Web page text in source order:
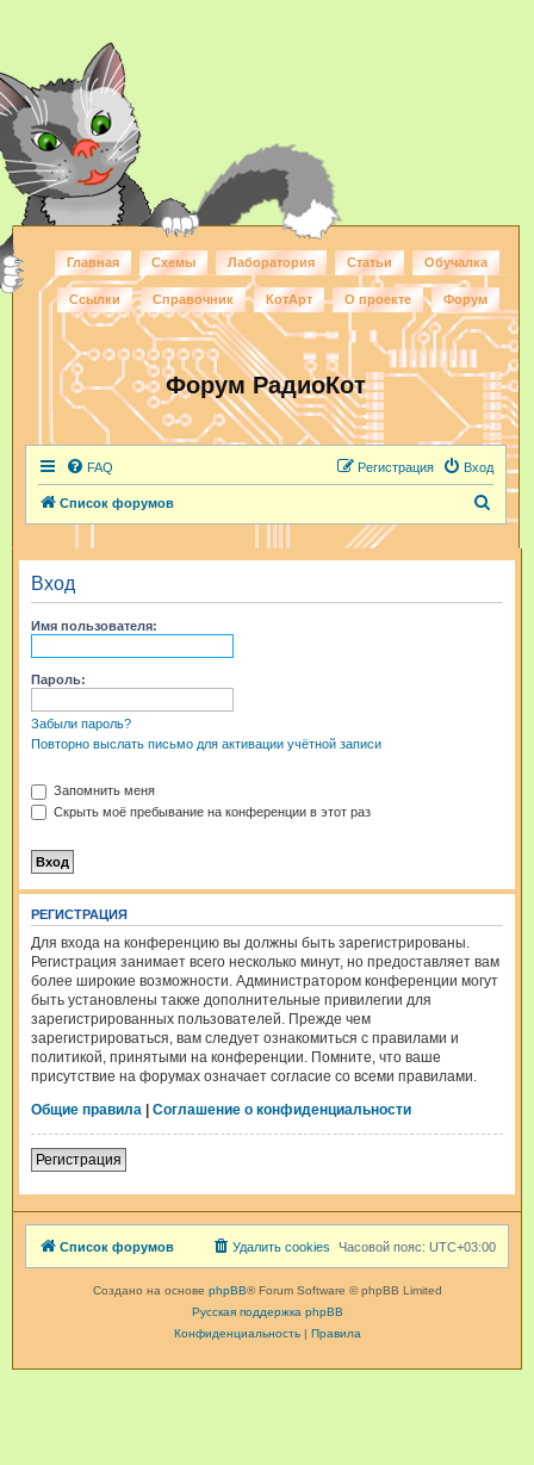
Главная Схемы Лаборатория Статьи Обучалка
Ссылки Справочник КотАрт О проекте Форум
Форум РадиоКот
FAQ Вход
Регистрация
Список форумов
и
Вход
Имя пользователя:
Пароль:
Забыли пароль?
Повторно выслать письмо для активации учётной записи
Запомнить меня
Скрыть моё пребывание на конференции в этот раз
РЕГИСТРАЦИЯ
Для входа на конференцию вы должны быть зарегистрированы.
Регистрация занимает всего несколько минут, но предоставляет вам
более широкие возможности. Администратором конференции могут
быть установлены также дополнительные привилегии для
зарегистрированных пользователей. Прежде чем
зарегистрироваться, вам следует ознакомиться с правилами и
политикой, принятыми на конференции. Помните, что ваше
присутствие на форумах означает согласие со всеми правилами.
Общие правила | Соглашение о конфиденциальности
Регистрация
Список форумов Часовой пояс: UTC+03:00
Удалить cookies
Создано на основе phpBB® Forum Software © phpBB Limited
Русская поддержка phpBB
Конфиденциальность| Правила